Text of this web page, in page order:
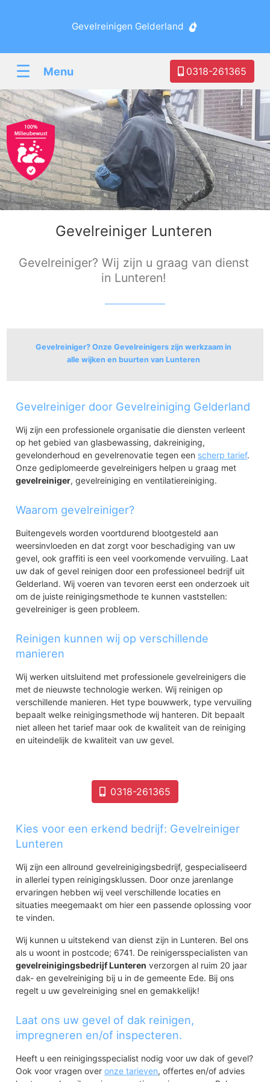
Gevelreinigen Gelderland
☰ Menu 0318-261365
Gevelreiniger Lunteren
Gevelreiniger? Wij zijn u graag van dienst
in Lunteren!
Gevelreiniger? Onze Gevelreinigers zijn werkzaam in
alle wijken en buurten van Lunteren
Centrum Lunteren
Lunteren-Oost
Nederwoud
De Veenen
Lunterse Veld
Meulunteren/De Valk
Gevelreiniger door Gevelreiniging Gelderland
Wij zijn een professionele organisatie die diensten verleent
op het gebied van glasbewassing, dakreiniging,
gevelonderhoud en gevelrenovatie tegen een scherp tarief.
Onze gediplomeerde gevelreinigers helpen u graag met
gevelreiniger, gevelreiniging en ventilatiereiniging.
Waarom gevelreiniger?
Buitengevels worden voortdurend blootgesteld aan
weersinvloeden en dat zorgt voor beschadiging van uw
gevel, ook graffiti is een veel voorkomende vervuiling. Laat
uw dak of gevel reinigen door een professioneel bedrijf uit
Gelderland. Wij voeren van tevoren eerst een onderzoek uit
om de juiste reinigingsmethode te kunnen vaststellen:
gevelreiniger is geen probleem.
Reinigen kunnen wij op verschillende
manieren
Wij werken uitsluitend met professionele gevelreinigers die
met de nieuwste technologie werken. Wij reinigen op
verschillende manieren. Het type bouwwerk, type vervuiling
bepaalt welke reinigingsmethode wij hanteren. Dit bepaalt
niet alleen het tarief maar ook de kwaliteit van de reiniging
en uiteindelijk de kwaliteit van uw gevel.
0318-261365
Kies voor een erkend bedrijf: Gevelreiniger
Lunteren
Wij zijn een allround gevelreinigingsbedrijf, gespecialiseerd
in allerlei typen reinigingsklussen. Door onze jarenlange
ervaringen hebben wij veel verschillende locaties en
situaties meegemaakt om hier een passende oplossing voor
te vinden.
Wij kunnen u uitstekend van dienst zijn in Lunteren. Bel ons
als u woont in postcode; 6741. De reinigersspecialisten van
gevelreinigingsbedrijf Lunteren verzorgen al ruim 20 jaar
dak- en gevelreiniging bij u in de gemeente Ede. Bij ons
regelt u uw gevelreiniging snel en gemakkelijk!
Laat ons uw gevel of dak reinigen,
impregneren en/of inspecteren.
Heeft u een reinigingsspecialist nodig voor uw dak of gevel?
Ook voor vragen overonze tarieven, offertes en/of advies